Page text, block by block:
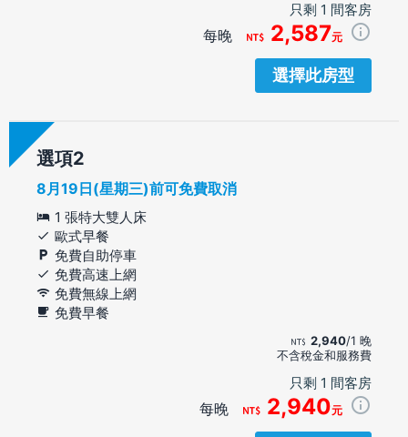
只剩 1 間客房
每晚 2,587元
選擇此房型
選項
8月19日(星期三)前可免費取消
1 張特大雙人床
歐式早餐
免費自助停車
免費高速上網
免費無線上網
免費早餐
2,940/1 晚
不含稅金和服務費
只剩 1 間客房
每晚 2,940元